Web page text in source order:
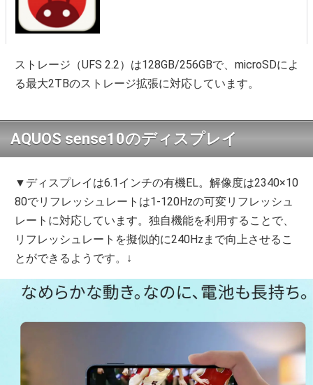
ストレージ（UFS 2.2）は128GB/256GBで、microSDによ
る最大2TBのストレージ拡張に対応しています。
AQUOS sense10のディスプレイ
▼ディスプレイは6.1インチの有機EL。解像度は2340×10
80でリフレッシュレートは1-120Hzの可変リフレッシュ
レートに対応しています。独自機能を利用することで、
リフレッシュレートを擬似的に240Hzまで向上させるこ
とができるようです。↓